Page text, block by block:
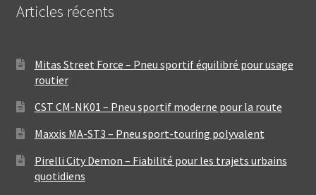
Articles récents
Mitas Street Force – Pneu sportif équilibré pour usage
routier
CST CM-NK01 – Pneu sportif moderne pour la route
Maxxis MA-ST3 – Pneu sport-touring polyvalent
Pirelli City Demon – Fiabilité pour les trajets urbains
quotidiens